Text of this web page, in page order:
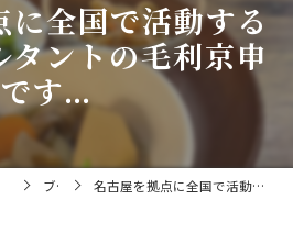
に全国で活動する
タントの毛利京申
です...
ブログ 名古屋を拠点に全国で活動する経営コンサルタントの毛利京申です...